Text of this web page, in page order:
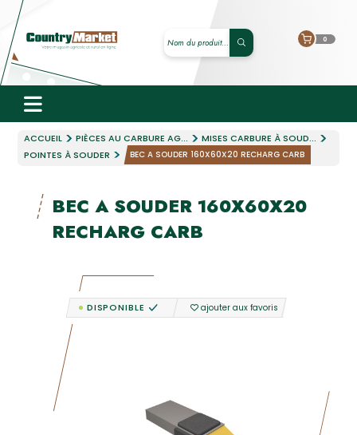
0
ACCUEIL PIÈCES AU CARBURE AG...
MISES CARBURE À SOUD...
POINTES À SOUDER
BEC A SOUDER 160X60X20 RECHARG CARB
BEC A SOUDER 160X60X20
RECHARG CARB
DISPONIBLE ajouter aux favoris